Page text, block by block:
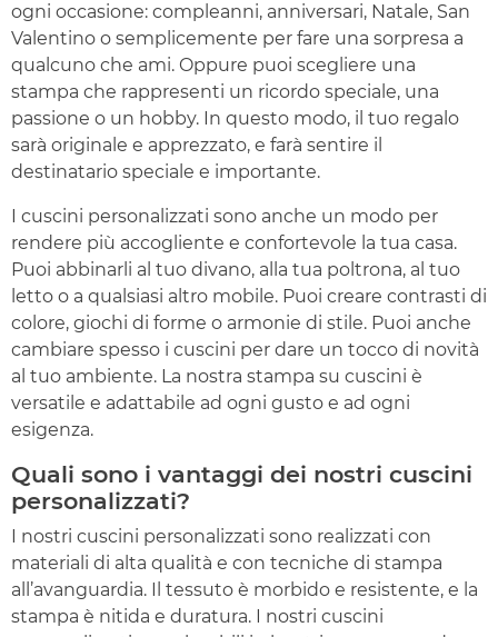
ogni occasione: compleanni, anniversari, Natale, San
Valentino o semplicemente per fare una sorpresa a
qualcuno che ami. Oppure puoi scegliere una
stampa che rappresenti un ricordo speciale, una
passione o un hobby. In questo modo, il tuo regalo
sarà originale e apprezzato, e farà sentire il
destinatario speciale e importante.
I cuscini personalizzati sono anche un modo per
rendere più accogliente e confortevole la tua casa.
Puoi abbinarli al tuo divano, alla tua poltrona, al tuo
letto o a qualsiasi altro mobile. Puoi creare contrasti di
colore, giochi di forme o armonie di stile. Puoi anche
cambiare spesso i cuscini per dare un tocco di novità
al tuo ambiente. La nostra stampa su cuscini è
versatile e adattabile ad ogni gusto e ad ogni
esigenza.
Quali sono i vantaggi dei nostri cuscini
personalizzati?
I nostri cuscini personalizzati sono realizzati con
materiali di alta qualità e con tecniche di stampa
all’avanguardia. Il tessuto è morbido e resistente, e la
stampa è nitida e duratura. I nostri cuscini